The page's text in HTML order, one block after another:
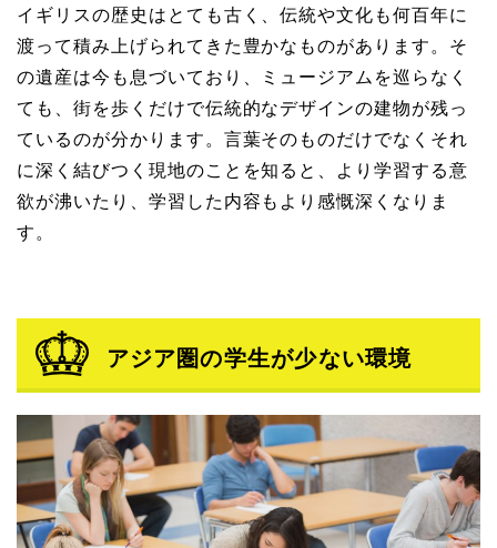
イギリスの歴史はとても古く、伝統や文化も何百年に
渡って積み上げられてきた豊かなものがあります。そ
の遺産は今も息づいており、ミュージアムを巡らなく
ても、街を歩くだけで伝統的なデザインの建物が残っ
ているのが分かります。言葉そのものだけでなくそれ
に深く結びつく現地のことを知ると、より学習する意
欲が沸いたり、学習した内容もより感慨深くなりま
す。
アジア圏の学生が少ない環境